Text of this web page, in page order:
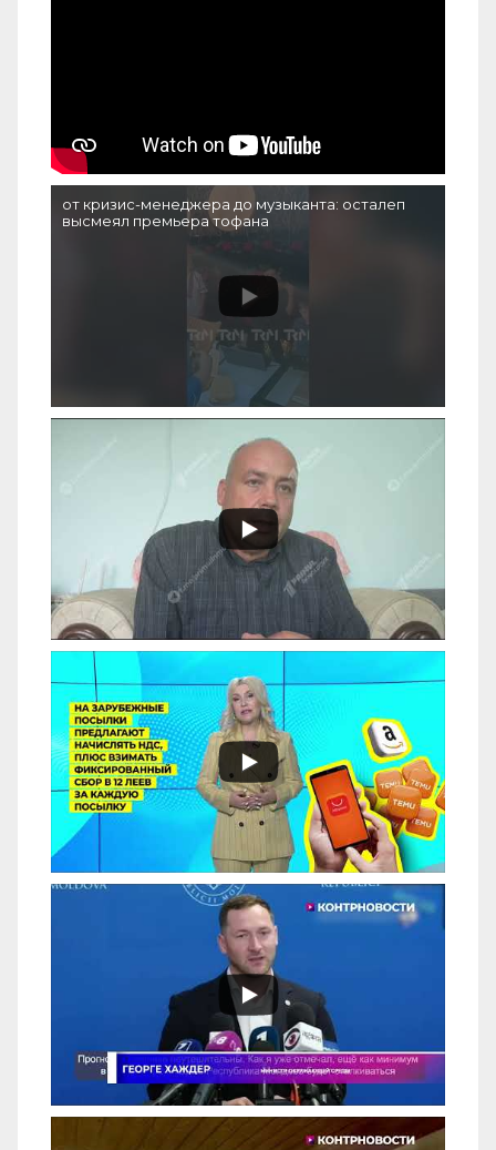
от кризис-менеджера до музыканта: осталеп
высмеял премьера тофана